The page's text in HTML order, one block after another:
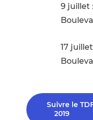
9 juillet :
17
Suivre le
2019